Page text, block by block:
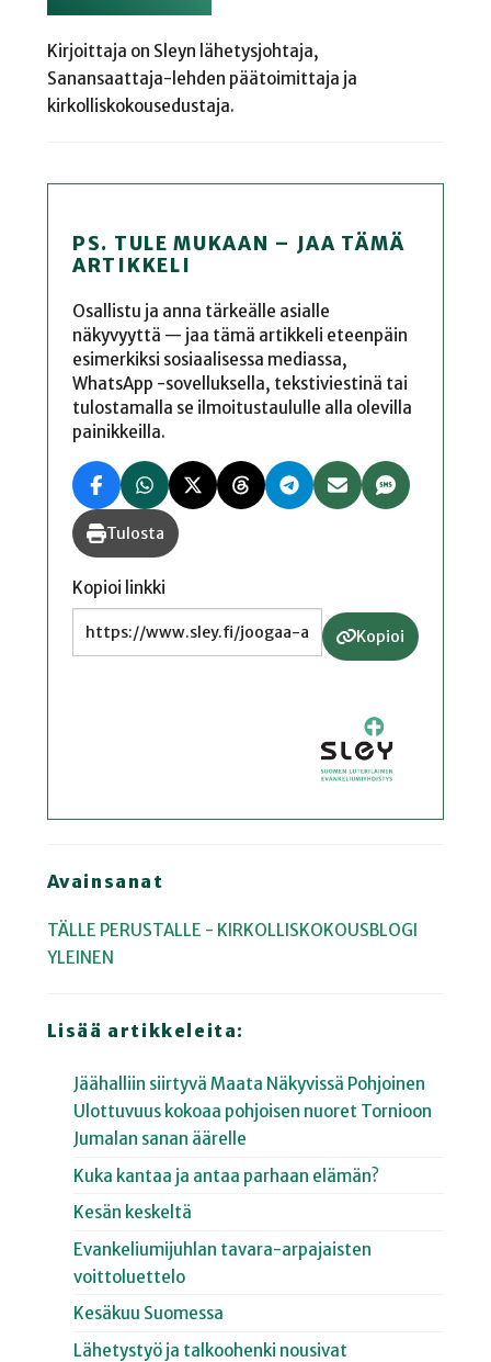
Kirjoittaja on Sleyn lähetysjohtaja,
Sanansaattaja-lehden päätoimittaja ja
kirkolliskokousedustaja.
PS. TULE MUKAAN – JAA TÄMÄ
ARTIKKELI
Osallistu ja anna tärkeälle asialle
näkyvyyttä — jaa tämä artikkeli eteenpäin
esimerkiksi sosiaalisessa mediassa,
WhatsApp -sovelluksella, tekstiviestinä tai
tulostamalla se ilmoitustaululle alla olevilla
painikkeilla.
Tulosta
Kopioi linkki
Kopioi
Avainsanat
TÄLLE PERUSTALLE - KIRKOLLISKOKOUSBLOGI
YLEINEN
Lisää artikkeleita:
Jäähalliin siirtyvä Maata Näkyvissä Pohjoinen
Ulottuvuus kokoaa pohjoisen nuoret Tornioon
Jumalan sanan äärelle
Kuka kantaa ja antaa parhaan elämän?
Kesän keskeltä
Evankeliumijuhlan tavara-arpajaisten
voittoluettelo
Kesäkuu Suomessa
Lähetystyö ja talkoohenki nousivat